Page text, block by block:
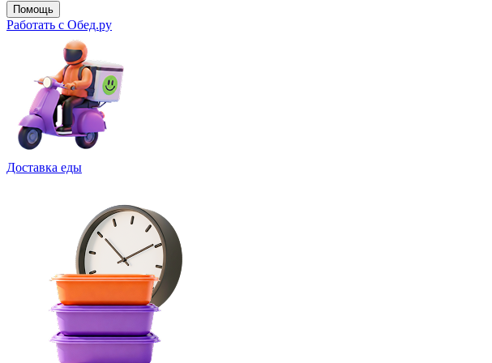
Помощь
Работать с Обед.ру
Доставка еды